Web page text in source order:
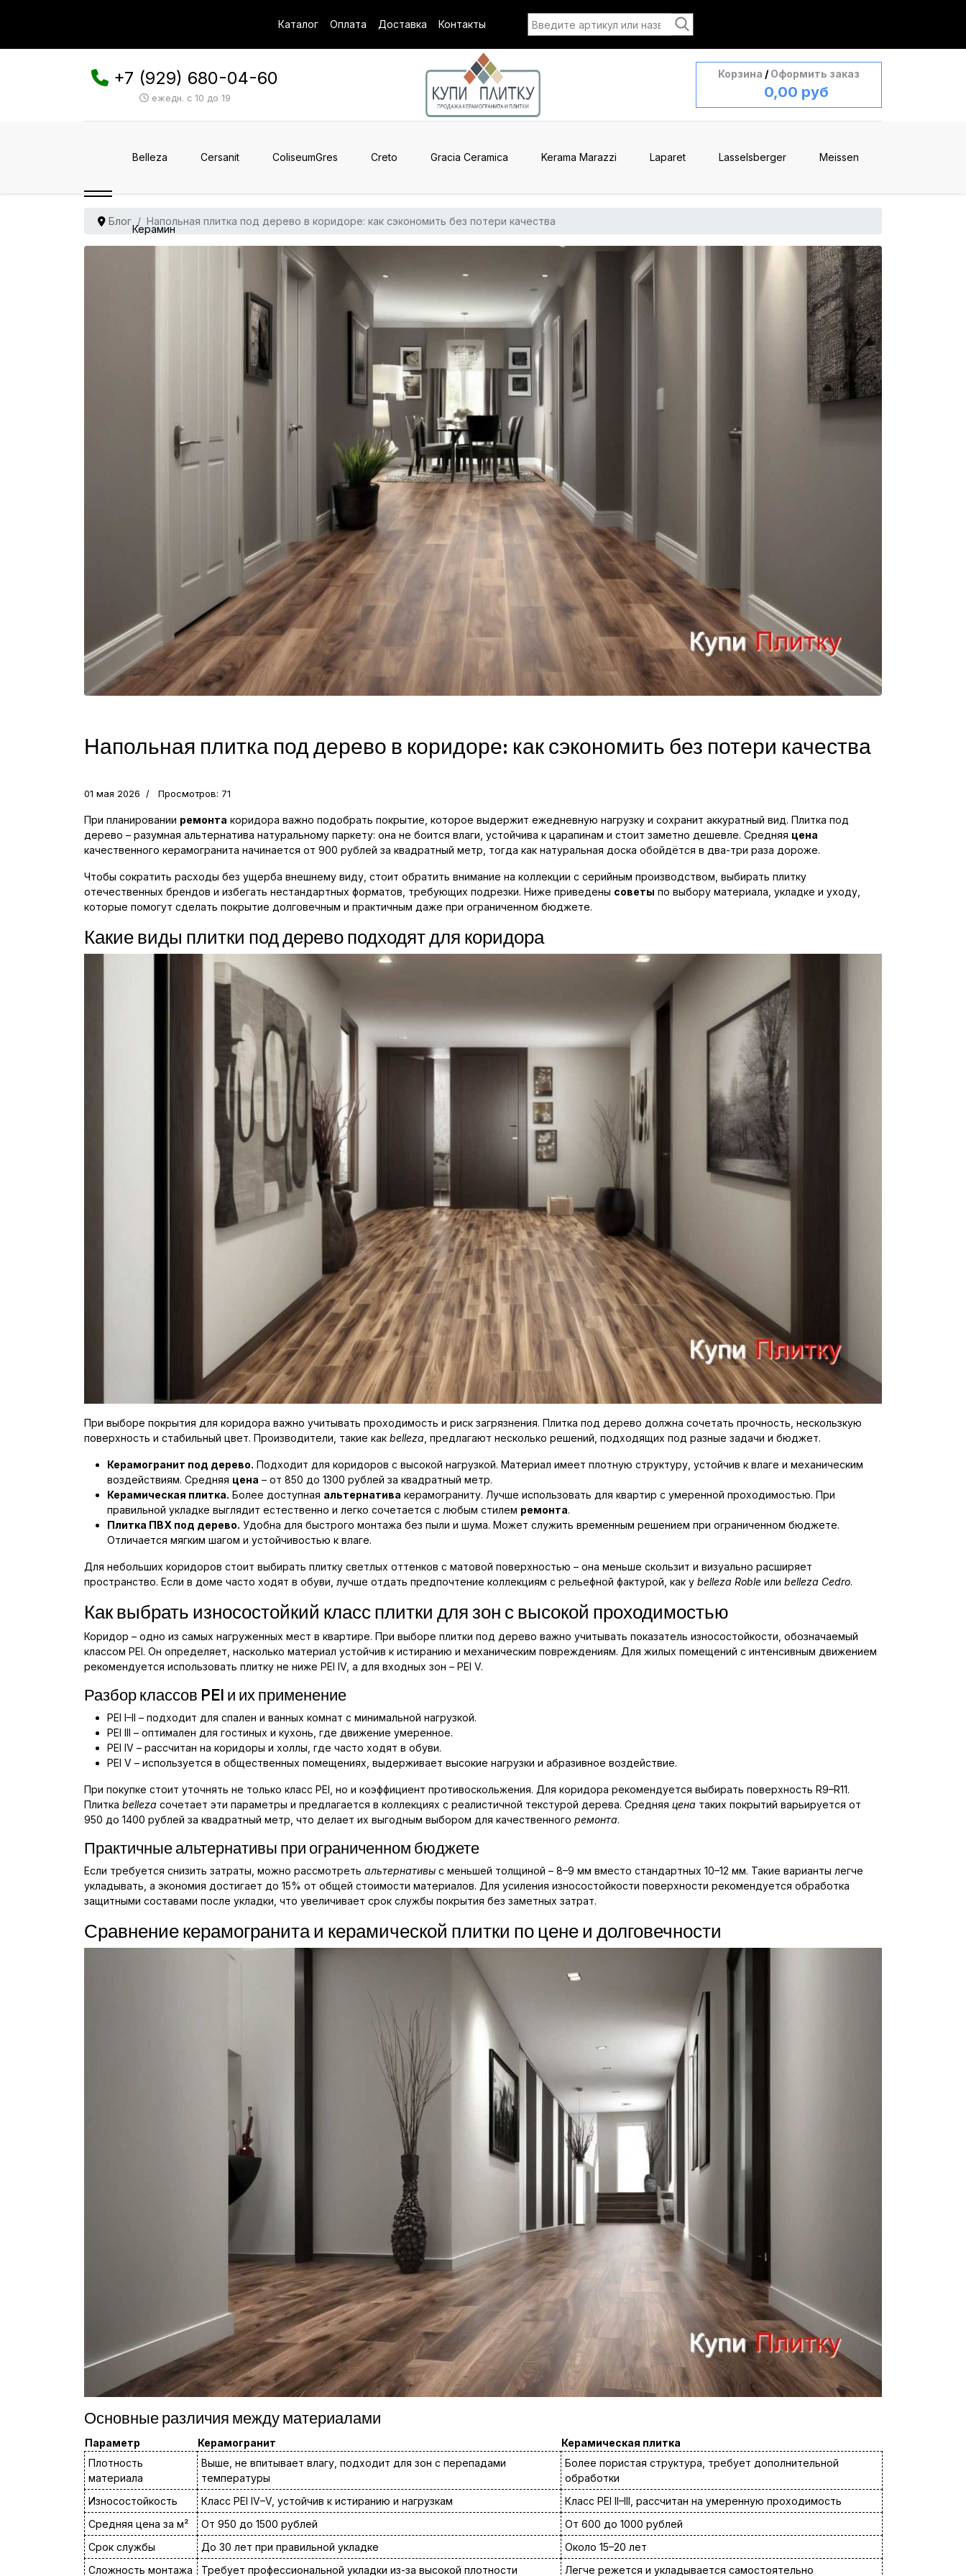
Каталог Оплата Доставка Контакты
+7 (929) 680-04-60
ежедн. с 10 до 19
Корзина / Оформить заказ
0,00 руб
Belleza Cersanit ColiseumGres Creto Gracia Ceramica Kerama Marazzi Laparet Lasselsberger Meissen
Керамин
Блог Напольная плитка под дерево в коридоре: как сэкономить без потери качества
Напольная плитка под дерево в коридоре: как сэкономить без потери качества
01 мая 2026 Просмотров: 71
При планировании ремонта коридора важно подобрать покрытие, которое выдержит ежедневную нагрузку и сохранит аккуратный вид. Плитка под
дерево – разумная альтернатива натуральному паркету: она не боится влаги, устойчива к царапинам и стоит заметно дешевле. Средняя цена
качественного керамогранита начинается от 900 рублей за квадратный метр, тогда как натуральная доска обойдётся в два-три раза дороже.
Чтобы сократить расходы без ущерба внешнему виду, стоит обратить внимание на коллекции с серийным производством, выбирать плитку
отечественных брендов и избегать нестандартных форматов, требующих подрезки. Ниже приведены советы по выбору материала, укладке и уходу,
которые помогут сделать покрытие долговечным и практичным даже при ограниченном бюджете.
Какие виды плитки под дерево подходят для коридора
При выборе покрытия для коридора важно учитывать проходимость и риск загрязнения. Плитка под дерево должна сочетать прочность, нескользкую
поверхность и стабильный цвет. Производители, такие как belleza , предлагают несколько решений, подходящих под разные задачи и бюджет.
Керамогранит под дерево. Подходит для коридоров с высокой нагрузкой. Материал имеет плотную структуру, устойчив к влаге и механическим
воздействиям. Средняя цена – от 850 до 1300 рублей за квадратный метр.
Керамическая плитка. Более доступная альтернатива керамограниту. Лучше использовать для квартир с умеренной проходимостью. При
правильной укладке выглядит естественно и легко сочетается с любым стилем ремонта.
Плитка ПВХ под дерево. Удобна для быстрого монтажа без пыли и шума. Может служить временным решением при ограниченном бюджете.
Отличается мягким шагом и устойчивостью к влаге.
Для небольших коридоров стоит выбирать плитку светлых оттенков с матовой поверхностью – она меньше скользит и визуально расширяет
пространство. Если в доме часто ходят в обуви, лучше отдать предпочтение коллекциям с рельефной фактурой, как у belleza Roble или belleza Cedro.
Как выбрать износостойкий класс плитки для зон с высокой проходимостью
Коридор – одно из самых нагруженных мест в квартире. При выборе плитки под дерево важно учитывать показатель износостойкости, обозначаемый
классом PEI. Он определяет, насколько материал устойчив к истиранию и механическим повреждениям. Для жилых помещений с интенсивным движением
рекомендуется использовать плитку не ниже PEI IV, а для входных зон – PEI V.
Разбор классов PEI и их применение
PEI I–II – подходит для спален и ванных комнат с минимальной нагрузкой.
PEI III – оптимален для гостиных и кухонь, где движение умеренное.
PEI IV – рассчитан на коридоры и холлы, где часто ходят в обуви.
PEI V – используется в общественных помещениях, выдерживает высокие нагрузки и абразивное воздействие.
При покупке стоит уточнять не только класс PEI, но и коэффициент противоскольжения. Для коридора рекомендуется выбирать поверхность R9–R11.
Плитка belleza сочетает эти параметры и предлагается в коллекциях с реалистичной текстурой дерева. Средняя цена таких покрытий варьируется от
950 до 1400 рублей за квадратный метр, что делает их выгодным выбором для качественного ремонта.
Практичные альтернативы при ограниченном бюджете
Если требуется снизить затраты, можно рассмотреть альтернативы с меньшей толщиной – 8–9 мм вместо стандартных 10–12 мм. Такие варианты легче
укладывать, а экономия достигает до 15% от общей стоимости материалов. Для усиления износостойкости поверхности рекомендуется обработка
защитными составами после укладки, что увеличивает срок службы покрытия без заметных затрат.
Сравнение керамогранита и керамической плитки по цене и долговечности
Основные различия между материалами
Параметр Керамогранит
Керамическая плитка
Плотность
материала
Выше, не впитывает влагу, подходит для зон с перепадами
температуры
Более пористая структура, требует дополнительной
обработки
Износостойкость
Класс PEI IV–V, устойчив к истиранию и нагрузкам
Класс PEI II–III, рассчитан на умеренную проходимость
Средняя цена за м²
От 950 до 1500 рублей
От 600 до 1000 рублей
Срок службы
До 30 лет при правильной укладке
Около 15–20 лет
Сложность монтажа
Требует профессиональной укладки из-за высокой плотности Легче режется и укладывается самостоятельно